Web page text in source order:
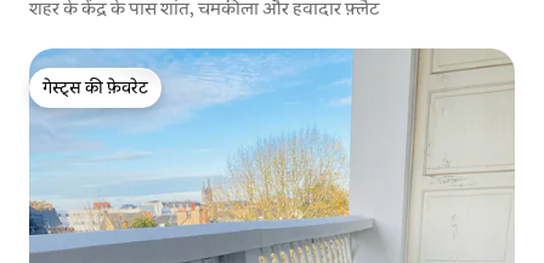
शहर के केंद्र के पास शांत, चमकीला और हवादार फ़्लैट
गेस्ट्स की फ़ेवरेट
गेस्ट्स की फ़ेवरेट